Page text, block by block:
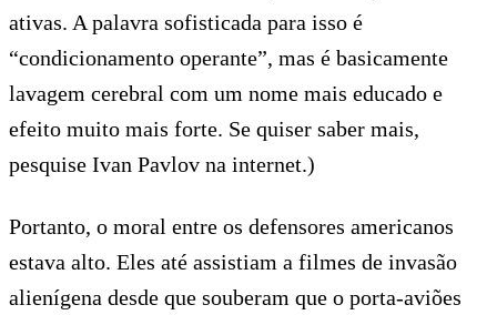
ativas. A palavra sofisticada para isso é
“condicionamento operante”, mas é basicamente
lavagem cerebral com um nome mais educado e
efeito muito mais forte. Se quiser saber mais,
pesquise Ivan Pavlov na internet.)
Portanto, o moral entre os defensores americanos
estava alto. Eles até assistiam a filmes de invasão
alienígena desde que souberam que o porta-aviões